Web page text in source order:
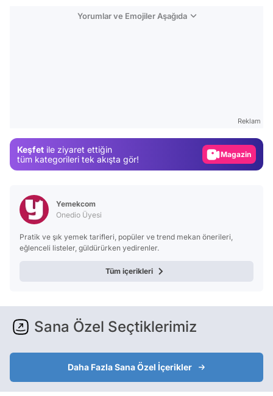
Yorumlar ve Emojiler Aşağıda
Reklam
Keşfet ile ziyaret ettiğin
tüm kategorileri tek akışta gör!
Video
Yemekcom
Onedio Üyesi
Pratik ve şık yemek tarifleri, popüler ve trend mekan önerileri,
eğlenceli listeler, güldürürken yedirenler.
Tüm içerikleri
Sana Özel Seçtiklerimiz
Daha Fazla Sana Özel İçerikler